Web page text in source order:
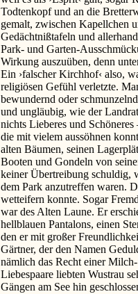
Todtenkopf und an die
gemalt, zwischen Kapellchen
Gedächtnißtafeln und
Park- und Garten-
Wirkung auszuüben, denn
Ein ›falscher Kirchhof‹ also,
religiösen Gefühl verletzte.
bewundernd oder
und ungläubig, wie der
nichts Lieberes und
die mit vielem aussöhnen
alten Bäumen, seinen
Booten und Gondeln von
keiner Übertreibung schuldig,
dem Park anzutreffen waren.
wetteifern konnte. Sogar
war des Alten Laune. Er
hellblauen Pantalons, einen
den er mit großer
Gärtner, der den Namen
nämlich das Recht einer
Liebespaare liebten Wustrau
Gängen am See hin